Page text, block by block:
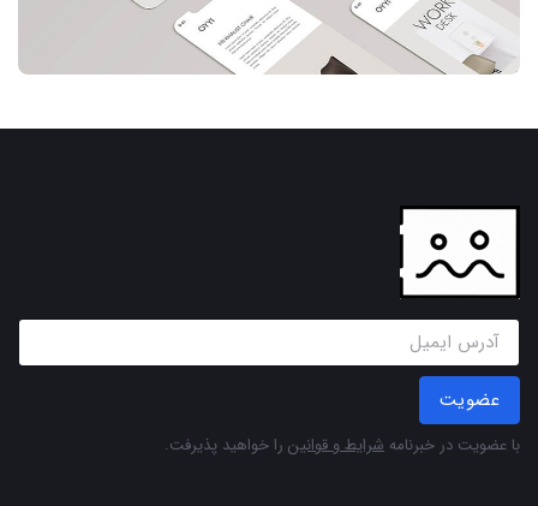
عضویت
با عضویت در خبرنامه شرایط و قوانین را خواهید پذیرفت.